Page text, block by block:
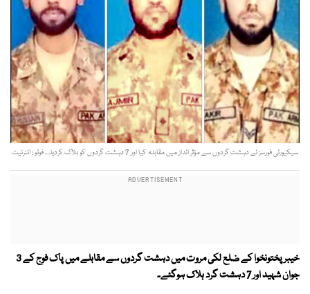
سیکیورٹی فورسز نے دہشت گردوں سے مؤثر انداز میں مقابلہ کیا اور 7 دہشت گردوں کو ہلاک کردیا۔ ۔ فوٹو : انٹرنیٹ
خیبر پختونخوا کے ضلع لکی مروت میں دہشت گردوں سے مقابلے میں پاک فوج کے 3
جوان شہید اور 7 دہشت گرد ہلاک ہوگئے۔